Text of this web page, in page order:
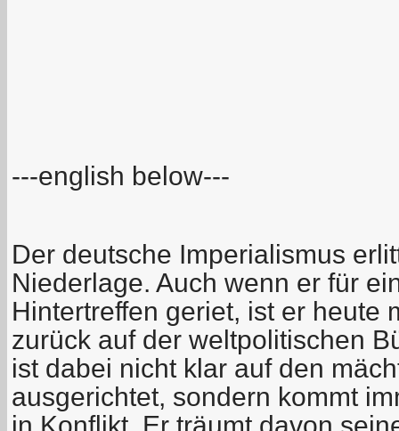
---english below---
Der deutsche Imperialismus
Niederlage. Auch wenn er für
Hintertreffen geriet, ist er heute
zurück auf der weltpolitischen
ist dabei nicht klar auf den
ausgerichtet, sondern kommt